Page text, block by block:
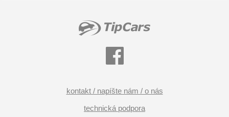
kontakt / napíšte nám / o nás
technická podpora